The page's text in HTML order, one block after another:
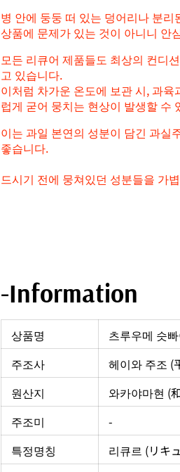
병 안에 둥둥 떠 있는 덩어리나 분
상품에 문제가 있는 것이 아니니 안
모든 리큐어 제품들도 최상의 컨디
고 있습니다.
이처럼 차가운 온도에 보관 시, 과
럽게 굳어 뭉치는 현상이 발생할 수
이는 과일 본연의 성분이 담긴 과실
좋습니다.
드시기 전에 뭉쳐있던 성분들을 가
-Information
상품명
츠루우메 슷
주조사
헤이와 주조 (
원산지
와카야마현 (
주조미
-
특정명칭
리큐르 (リキ